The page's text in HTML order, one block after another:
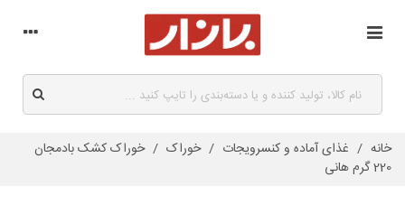
خانه / غذای آماده و کنسرویجات / خوراک / خوراک کشک بادمجان
220 گرم هانی